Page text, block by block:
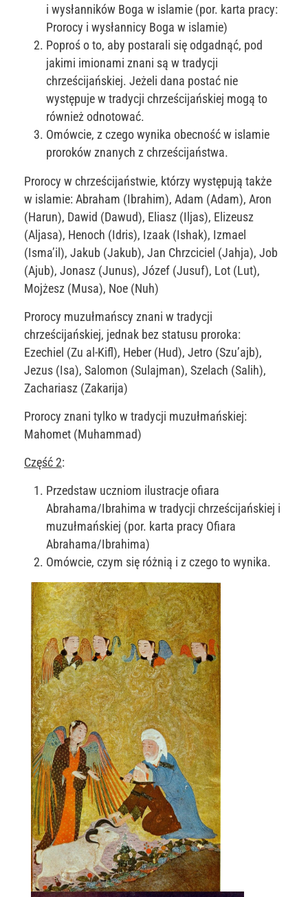
i wysłanników Boga w islamie (por. karta pracy:
Prorocy i wysłannicy Boga w islamie)
Poproś o to, aby postarali się odgadnąć, pod
jakimi imionami znani są w tradycji
chrześcijańskiej. Jeżeli dana postać nie
występuje w tradycji chrześcijańskiej mogą to
również odnotować.
Omówcie, z czego wynika obecność w islamie
proroków znanych z chrześcijaństwa.
Prorocy w chrześcijaństwie, którzy występują także
w islamie: Abraham (Ibrahim), Adam (Adam), Aron
(Harun), Dawid (Dawud), Eliasz (Iljas), Elizeusz
(Aljasa), Henoch (Idris), Izaak (Ishak), Izmael
(Isma’il), Jakub (Jakub), Jan Chrzciciel (Jahja), Job
(Ajub), Jonasz (Junus), Józef (Jusuf), Lot (Lut),
Mojżesz (Musa), Noe (Nuh)
Prorocy muzułmańscy znani w tradycji
chrześcijańskiej, jednak bez statusu proroka:
Ezechiel (Zu al-Kifl), Heber (Hud), Jetro (Szu’ajb),
Jezus (Isa), Salomon (Sulajman), Szelach (Salih),
Zachariasz (Zakarija)
Prorocy znani tylko w tradycji muzułmańskiej:
Mahomet (Muhammad)
Część 2:
Przedstaw uczniom ilustracje ofiara
Abrahama/Ibrahima w tradycji chrześcijańskiej i
muzułmańskiej (por. karta pracy Ofiara
Abrahama/Ibrahima)
Omówcie, czym się różnią i z czego to wynika.